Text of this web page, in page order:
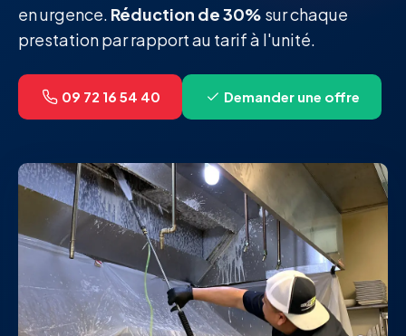
en urgence. Réduction de 30% sur chaque
prestation par rapport au tarif à l'unité.
09 72 16 54 40 Demander une offre